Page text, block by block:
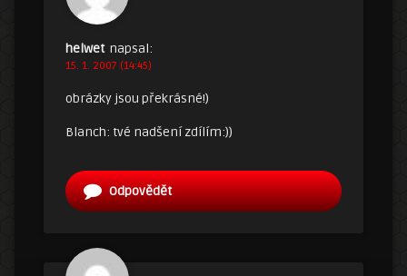
helwet napsal:
15. 1. 2007 (14:45)
obrázky jsou překrásné!)
Blanch: tvé nadšení zdílím:))
Odpovědět